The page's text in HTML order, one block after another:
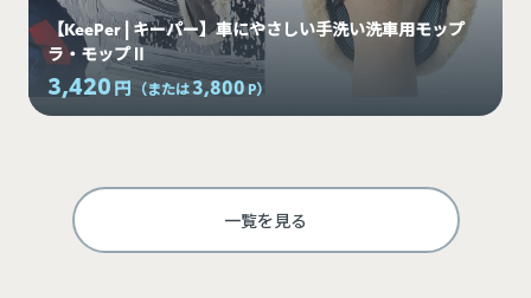
【KeePer | キーパー】車にやさしい手洗い洗車用モップ
ラ・モップⅡ
3,420 円 （または3,800P）
一覧を見る